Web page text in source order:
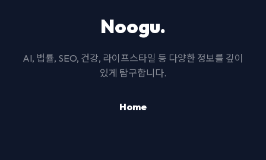
Noogu.
AI, 법률, SEO, 건강, 라이프스타일 등 다양한 정보를 깊이
있게 탐구합니다.
Home